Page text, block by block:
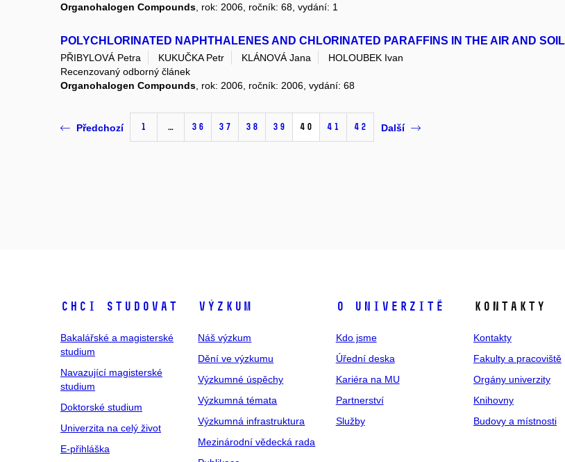
Organohalogen Compounds , rok: 2006, ročník: 68, vydání: 1
POLYCHLORINATED NAPHTHALENES AND CHLORINATED PARAFFINS IN THE AIR AND
PŘIBYLOVÁ Petra KUKUČKA Petr KLÁNOVÁ Jana
HOLOUBEK Ivan
Recenzovaný odborný článek
Organohalogen Compounds , rok: 2006, ročník: 2006, vydání: 68
Předchozí 1 … 36 37 38 39 40 41 42 Další
Chci studovat
Bakalářské a magisterské
studium
Navazující magisterské
studium
Doktorské studium
Univerzita na celý život
E-přihláška
Výzkum
Náš výzkum
Dění ve výzkumu
Výzkumné úspěchy
Výzkumná témata
Výzkumná infrastruktura
Mezinárodní vědecká rada
O univerzitě
Kdo jsme
Úřední deska
Kariéra na MU
Partnerství
Služby
Kontakty
Kontakty
Fakulty a pracoviště
Orgány univerzity
Knihovny
Budovy a místnosti